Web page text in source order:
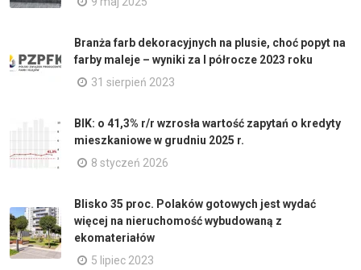
Branża farb dekoracyjnych na plusie, choć popyt na
farby maleje – wyniki za I półrocze 2023 roku
31 sierpień 2023
BIK: o 41,3% r/r wzrosła wartość zapytań o kredyty
mieszkaniowe w grudniu 2025 r.
8 styczeń 2026
Blisko 35 proc. Polaków gotowych jest wydać
więcej na nieruchomość wybudowaną z
ekomateriałów
5 lipiec 2023